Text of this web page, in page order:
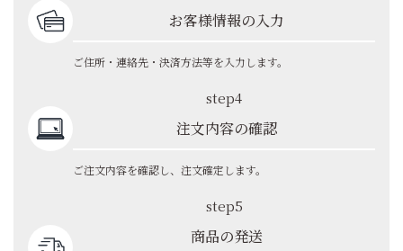
お客様情報の入力
ご住所・連絡先・決済方法等を入力します。
step4
注文内容の確認
ご注文内容を確認し、注文確定します。
step5
商品の発送